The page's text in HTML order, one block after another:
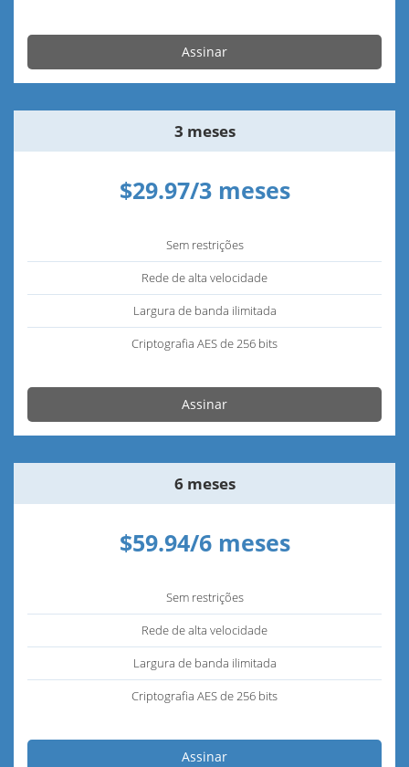
Assinar
3 meses
$29.97/3 meses
Sem restrições
Rede de alta velocidade
Largura de banda ilimitada
Criptografia AES de 256 bits
Assinar
6 meses
$59.94/6 meses
Sem restrições
Rede de alta velocidade
Largura de banda ilimitada
Criptografia AES de 256 bits
Assinar